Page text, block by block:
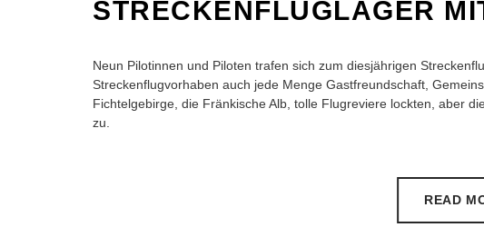
STRECKENFLUGLAGER
Neun Pilotinnen und Piloten trafen sich zum diesjährigen
Streckenflugvorhaben auch jede Menge Gastfreundschaft,
Fichtelgebirge, die Fränkische Alb, tolle Flugreviere lockten, aber
zu.
READ